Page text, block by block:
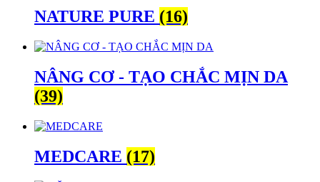
NATURE PURE (16)
NÂNG CƠ - TẠO CHẮC MỊN DA
(39)
MEDCARE (17)